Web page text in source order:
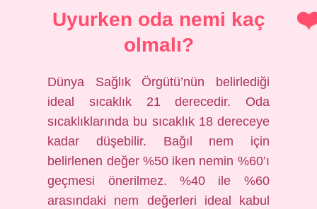
Uyurken oda nemi kaç
olmalı?
Dünya Sağlık Örgütü’nün belirlediği
ideal sıcaklık 21 derecedir. Oda
sıcaklıklarında bu sıcaklık 18 dereceye
kadar düşebilir. Bağıl nem için
belirlenen değer %50 iken nemin %60’ı
geçmesi önerilmez. %40 ile %60
arasındaki nem değerleri ideal kabul